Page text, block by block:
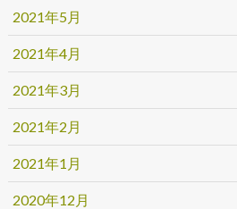
2021年5月
2021年4月
2021年3月
2021年2月
2021年1月
2020年12月